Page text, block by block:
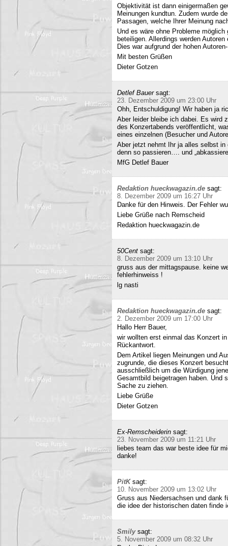
Objektivität ist dann einigermaßen
Meinungen kundtun. Zudem wurde
Passagen, welche Ihrer Meinung
Und es wäre ohne Probleme
beteiligen. Allerdings werden
Dies war aufgrund der hohen
Mit besten Grüßen
Dieter Gotzen
Detlef Bauer sagt:
23. Dezember 2009 um 23:00 Uhr
Ohh, Entschuldigung! Wir haben ja
Aber leider bleibe ich dabei. Es wird
des Konzertabends veröffentlicht,
eines einzelnen (Besucher und
Aber jetzt nehmt Ihr ja alles selbst
denn so passieren…. und
MfG Detlef Bauer
Redaktion hueckwagazin.de sagt:
8. Dezember 2009 um 16:27 Uhr
Danke für den Hinweis. Der Fehler
Liebe Grüße nach Remscheid
Redaktion hueckwagazin.de
50Cent sagt:
8. Dezember 2009 um 13:10 Uhr
gruss aus der mittagspause. keine
fehlerhinweiss !
lg nasti
Redaktion hueckwagazin.de sagt:
2. Dezember 2009 um 17:00 Uhr
Hallo Herr Bauer,
wir wollten erst einmal das Konzert
Rückantwort.
Dem Artikel liegen Meinungen und
zugrunde, die dieses Konzert
ausschließlich um die Würdigung
Gesamtbild beigetragen haben. Und
Sache zu ziehen.
Liebe Grüße
Dieter Gotzen
Ex-Remscheiderin sagt:
23. November 2009 um 11:21 Uhr
liebes team das war beste idee für
danke!
PitK sagt:
10. November 2009 um 13:02 Uhr
Gruss aus Niedersachsen und dank
die idee der historischen daten finde
Smily sagt:
5. November 2009 um 08:32 Uhr